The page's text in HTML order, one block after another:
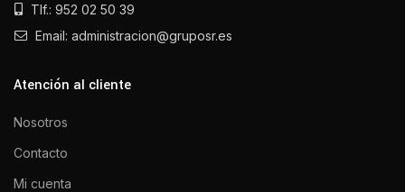
Tlf.: 952 02 50 39
Email: administracion@gruposr.es
Atención al cliente
Nosotros
Contacto
Mi cuenta